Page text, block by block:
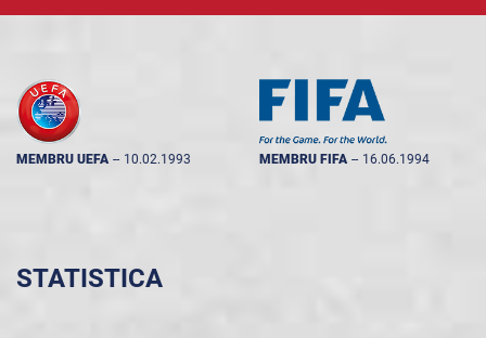
MEMBRU UEFA -- 10.02.1993 MEMBRU FIFA -- 16.06.1994
STATISTICA